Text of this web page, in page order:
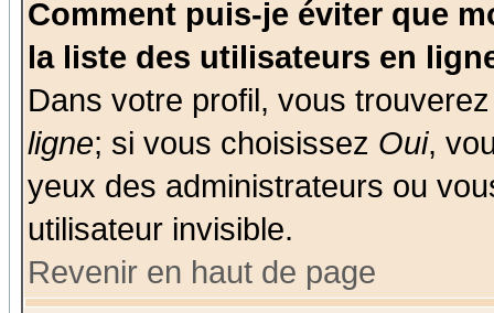
Comment puis-je éviter que
la liste des utilisateurs en
Dans votre profil, vous
ligne; si vous choisissez Oui,
yeux des administrateurs ou
utilisateur invisible.
Revenir en haut de page